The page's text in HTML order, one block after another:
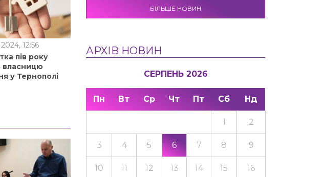
12:56
пів року
власницю
у Тернополі
БІЛЬШЕ НОВИН
АРХІВ НОВИН
СЕРПЕНЬ 2026
Пн Вт Ср Чт Пт Сб Нд
1 2
3 4 5 6 7 8 9
10 11 12 13 14 15 16